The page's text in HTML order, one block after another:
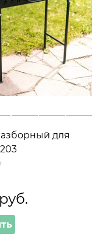
для
руб.